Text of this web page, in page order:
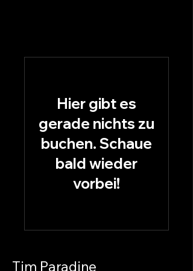
Hier gibt es
gerade nichts zu
buchen. Schaue
bald wieder
vorbei!
Tim Paradine